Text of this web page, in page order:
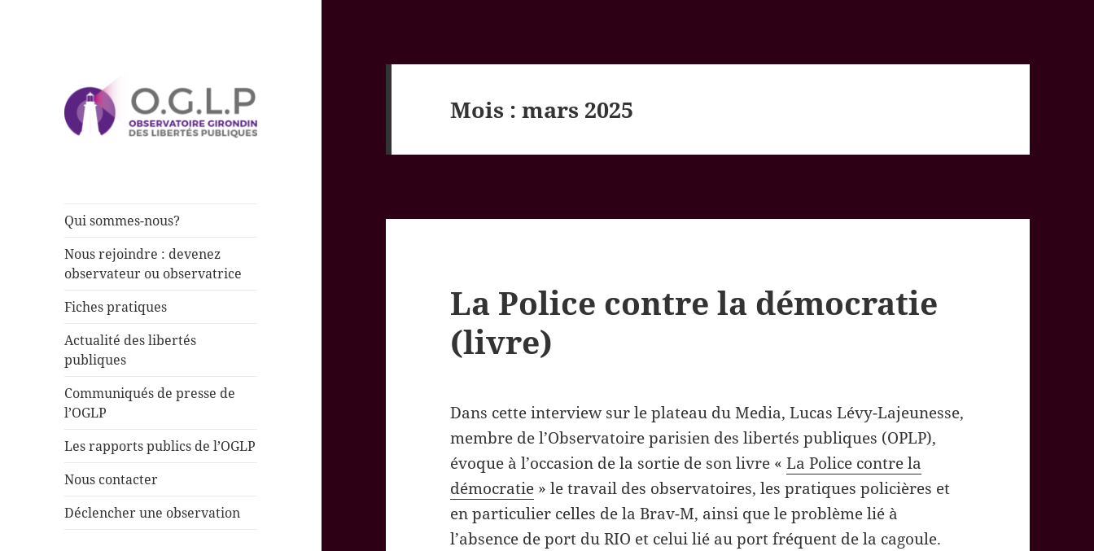
Libertés
Publiques
Qui sommes-nous?
Nous rejoindre : devenez
observateur ou observatrice
Fiches pratiques
Actualité des libertés
publiques
Communiqués de presse de
l’OGLP
Les rapports publics de l’OGLP
Nous contacter
Déclencher une observation
Mois :mars 2025
La Police contre la démocratie
(livre)
Dans cette interview sur le plateau du Media, Lucas Lévy-Lajeunesse,
membre de l’Observatoire parisien des libertés publiques (OPLP),
évoque à l’occasion de la sortie de son livre «La Police contre la
démocratie » le travail des observatoires, les pratiques policières et
en particulier celles de la Brav-M, ainsi que le problème lié à
l’absence de port du RIO et celui lié au port fréquent de la cagoule.